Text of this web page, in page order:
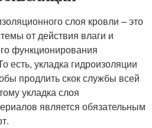
слоя кровли – это
от действия влаги и
функционирования
есть, укладка гидроизоляции
продлить скок службы всей
укладка слоя
является обязательным